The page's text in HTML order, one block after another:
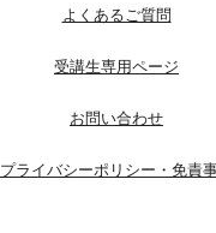
よくあるご質問
受講生専用ページ
お問い合わせ
プライバシーポリシー・免責